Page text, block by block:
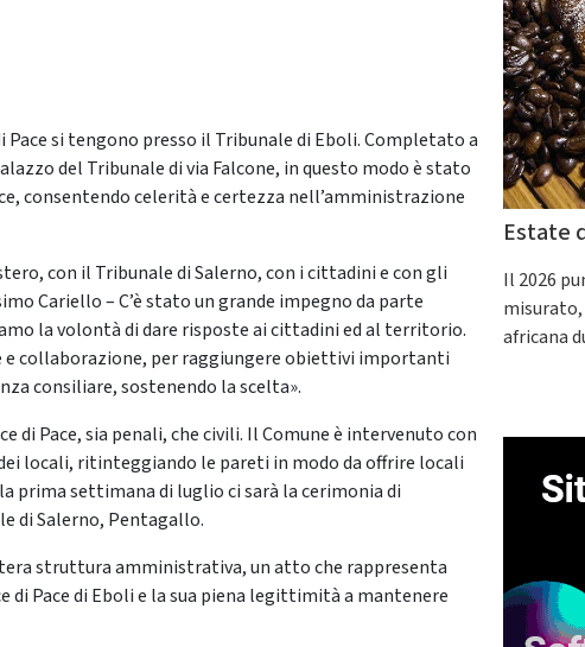
Pace si tengono presso il Tribunale di Eboli. Completato a
del Tribunale di via Falcone, in questo modo è stato
consentendo celerità e certezza nell’amministrazione
con il Tribunale di Salerno, con i cittadini e con gli
Cariello – C’è stato un grande impegno da parte
la volontà di dare risposte ai cittadini ed al territorio.
collaborazione, per raggiungere obiettivi importanti
consiliare, sostenendo la scelta».
di Pace, sia penali, che civili. Il Comune è intervenuto con
locali, ritinteggiando le pareti in modo da offrire locali
prima settimana di luglio ci sarà la cerimonia di
di Salerno, Pentagallo.
struttura amministrativa, un atto che rappresenta
di Pace di Eboli e la sua piena legittimità a mantenere
Estate
Il 2026
africana